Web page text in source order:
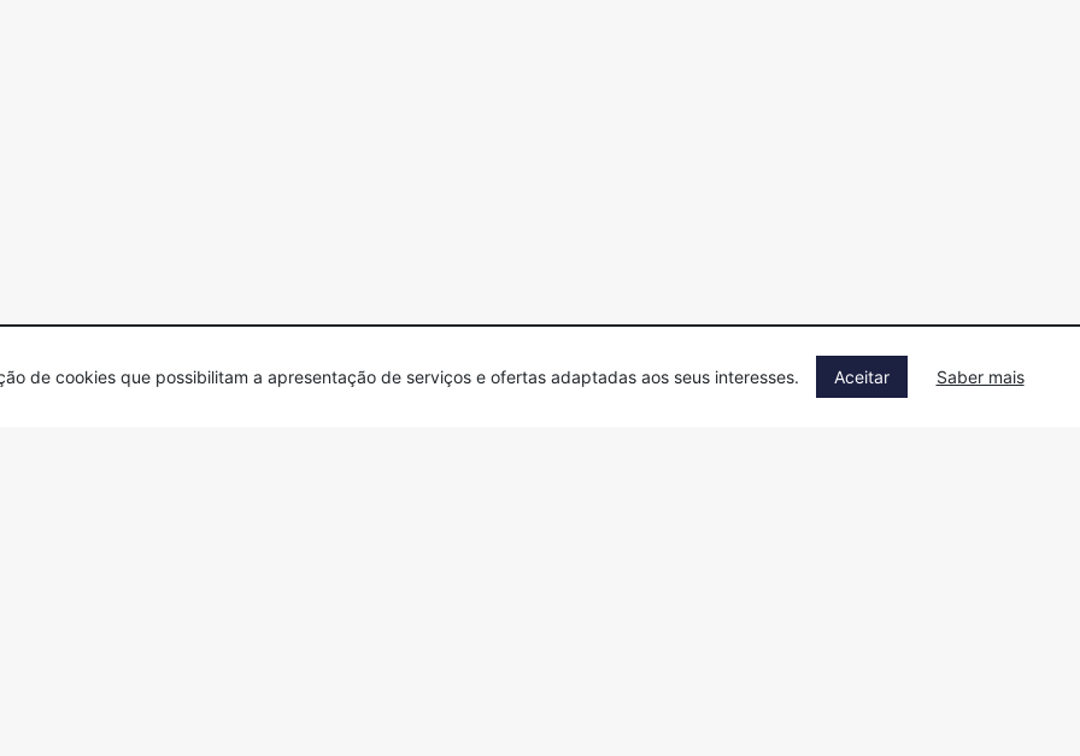
de cookies que possibilitam a apresentação de serviços e ofertas adaptadas aos seus interesses. Aceitar Saber mais